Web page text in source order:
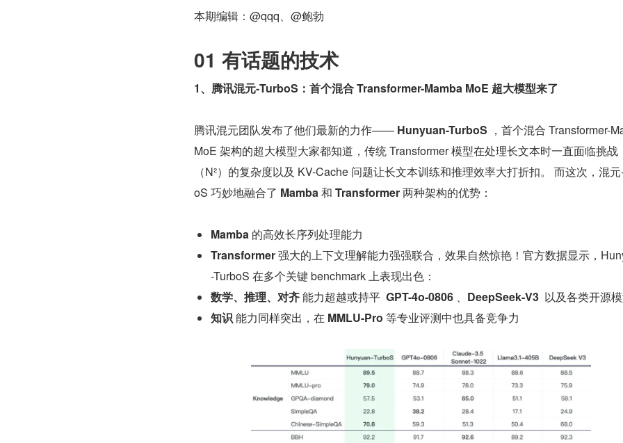
本期编辑：@qqq、@鲍勃
01 有话题的技术
1、腾讯混元-TurboS：首个混合 Transformer-Mamba MoE 超大模型来了
腾讯混元团队发布了他们最新的力作—— Hunyuan-TurboS ，首个混合 Transformer-
MoE 架构的超大模型大家都知道，传统 Transformer 模型在处理长文本时一直面临挑战
（N²）的复杂度以及 KV-Cache 问题让长文本训练和推理效率大打折扣。 而这次，混
oS 巧妙地融合了 Mamba 和 Transformer 两种架构的优势：
Mamba 的高效长序列处理能力
Transformer 强大的上下文理解能力强强联合，效果自然惊艳！官方数据显示，
-TurboS 在多个关键 benchmark 上表现出色：
数学、推理、对齐 能力超越或持平 GPT-4o-0806 、 DeepSeek-V3
以及各类开源模
知识 能力同样突出，在 MMLU-Pro 等专业评测中也具备竞争力